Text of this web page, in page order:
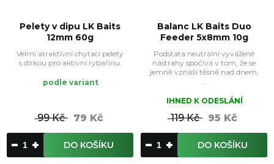
Pelety v dipu LK Baits
12mm 60g
Velmi atraktivní chytací pelety
s dírkou pro aktivní rybařinu.
podle variant
99 Kč 79 Kč
DO KOŠÍKU
Balanc LK Baits Duo
Feeder 5x8mm 10g
Podstata neutrální vyvážené
nástrahy spočívá v tom, že se
jemně vznáší těsně nad dnem,
...
IHNED K ODESLÁNÍ
119 Kč 95 Kč
DO KOŠÍKU